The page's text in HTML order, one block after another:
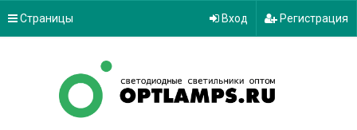
Страницы Вход Регистрация